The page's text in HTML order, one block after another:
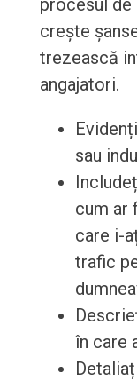
procesul de
crește
trezească
angajatori.
sau
cum ar
care i-
trafic
în care